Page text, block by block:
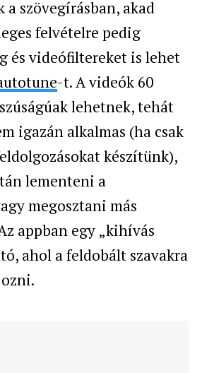
a szövegírásban, akad
felvételre pedig
és videófiltereket is lehet
-t. A videók 60
lehetnek, tehát
igazán alkalmas (ha csak
készítünk),
lementeni a
megosztani más
appban egy „kihívás
ahol a feldobált szavakra